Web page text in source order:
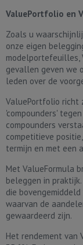
ValuePortfolio en
Zoals u
onze eigen
modelportefeuilles,
gevallen geven we
leden over de
ValuePortfolio richt
'compounders'
compounders
competitieve
termijn en met een
Met ValueFormula
beleggen in
die
waarvan de
gewaardeerd zijn.
Het rendement van